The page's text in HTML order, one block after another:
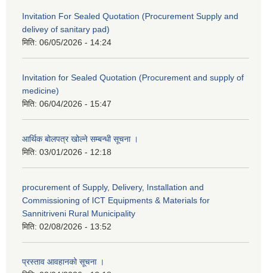
Invitation For Sealed Quotation (Procurement Supply and
delivey of sanitary pad)
मिति: 06/05/2026 - 14:24
Invitation for Sealed Quotation (Procurement and supply of
medicine)
मिति: 06/04/2026 - 15:47
आर्थिक बोलपत्र खोल्ने सम्बन्धी सूचना ।
मिति: 03/01/2026 - 12:18
procurement of Supply, Delivery, Installation and
Commissioning of ICT Equipments & Materials for
Sannitriveni Rural Municipality
मिति: 02/08/2026 - 13:52
प्रस्ताव आवहानको सूचना ।